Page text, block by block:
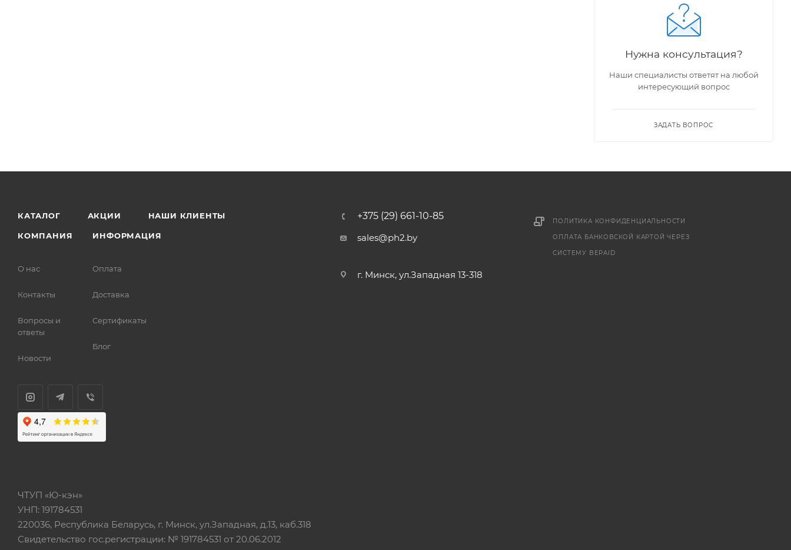
Нужна консультация?
Наши специалисты ответят на любой
интересующий вопрос
ЗАДАТЬ ВОПРОС
КАТАЛОГ АКЦИИ НАШИ КЛИЕНТЫ
КОМПАНИЯ
О нас
Контакты
Вопросы и
ответы
Новости
ИНФОРМАЦИЯ
Оплата
Доставка
Сертификаты
Блог
+375 (29) 661-10-85
sales@ph2.by
г. Минск, ул.Западная 13-318
ПОЛИТИКА КОНФИДЕНЦИАЛЬНОСТИ
ОПЛАТА БАНКОВСКОЙ КАРТОЙ ЧЕРЕЗ
СИСТЕМУ BEPAID
ЧТУП «Ю-кэн»
УНП: 191784531
220036, Республика Беларусь, г. Минск, ул.Западная, д.13, каб.318
Свидетельство гос.регистрации: № 191784531 от 20.06.2012